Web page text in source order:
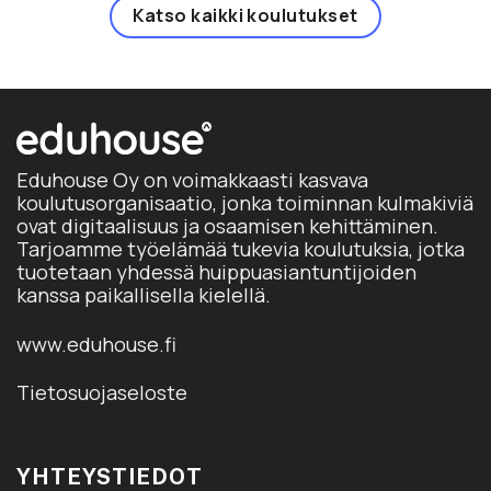
Katso kaikki koulutukset
Eduhouse Oy on voimakkaasti kasvava
koulutusorganisaatio, jonka toiminnan kulmakiviä
ovat digitaalisuus ja osaamisen kehittäminen.
Tarjoamme työelämää tukevia koulutuksia, jotka
tuotetaan yhdessä huippuasiantuntijoiden
kanssa paikallisella kielellä.
www.eduhouse.fi
Tietosuojaseloste
YHTEYSTIEDOT